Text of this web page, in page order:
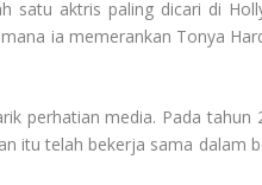
satu aktris paling dicari di
ia memerankan Tonya
perhatian media. Pada
itu telah bekerja sama dalam